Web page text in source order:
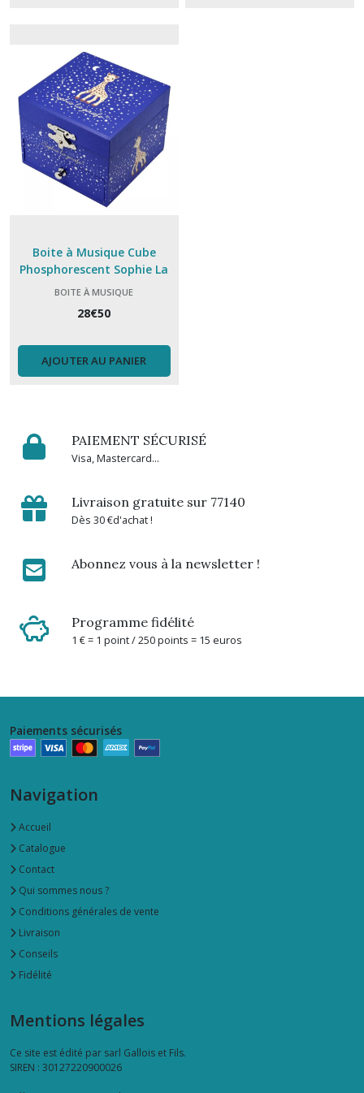
Boite à Musique Cube
Phosphorescent Sophie La
Girafe
BOITE À MUSIQUE
28€50
AJOUTER AU PANIER
PAIEMENT SÉCURISÉ
Visa, Mastercard...
Livraison gratuite sur 77140
Dès 30 €d'achat !
Abonnez vous à la newsletter !
Programme fidélité
1 € = 1 point / 250 points = 15 euros
Paiements sécurisés
Navigation
Accueil
Catalogue
Contact
Qui sommes nous ?
Conditions générales de vente
Livraison
Conseils
Fidélité
Mentions légales
Ce site est édité par sarl Gallois et Fils.
SIREN : 30127220900026